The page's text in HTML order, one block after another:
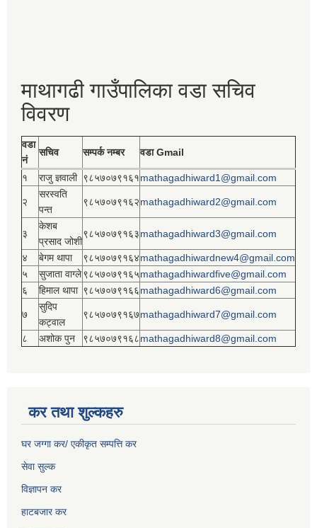
माथागढी गाउँपालिका वडा सचिव
विवरण
वडा
नं
सचिव सम्पर्क नम्बर वडा Gmail
१ राजु ज्ञवाली ९८५७०७९१६१mathagadhiward1@gmail.com
२
सरस्वति
पन्त
९८५७०७९१६२mathagadhiward2@gmail.com
३
केशब
प्रसाद जोशी
९८५७०७९१६३mathagadhiward3@gmail.com
४ बेगम थापा ९८५७०७९१६४mathagadhiwardnew4@gmail.com
५
सुजाता वाग्ले९८५७०७९१६५mathagadhiwardfive@gmail.com
६
हिमाल थापा ९८५७०७९१६६mathagadhiward6@gmail.com
७
सुदिप
कट्वाल
९८५७०७९१६७mathagadhiward7@gmail.com
८ अशोक पुन ९८५७०७९१६८mathagadhiward8@gmail.com
कर तथा शुल्कहरु
घर जग्गा कर/ एकीकृत सम्पत्ति कर
सेवा सुल्क
विज्ञापन कर
हाटबजार कर